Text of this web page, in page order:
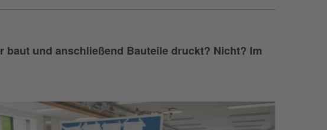
baut und anschließend Bauteile druckt? Nicht? Im